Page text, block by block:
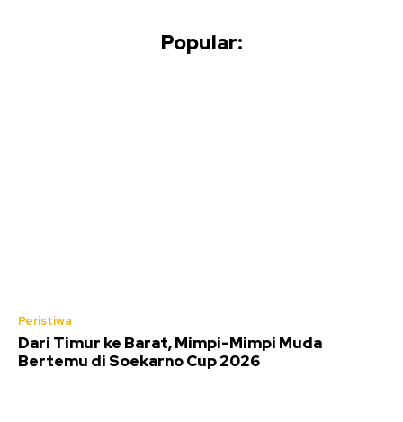
Popular:
Peristiwa
Dari Timur ke Barat, Mimpi-Mimpi Muda
Bertemu di Soekarno Cup 2026